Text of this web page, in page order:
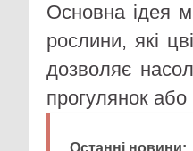
Основна ідея
рослини, які
дозволяє
прогулянок
Останні новини: